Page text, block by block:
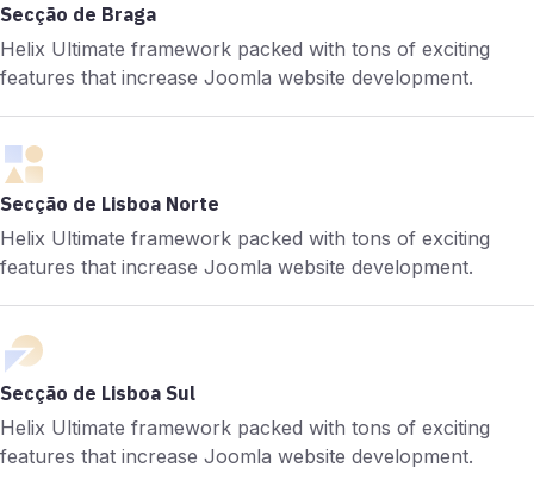
Secção de Braga
Helix Ultimate framework packed with tons of exciting
features that increase Joomla website development.
Secção de Lisboa Norte
Helix Ultimate framework packed with tons of exciting
features that increase Joomla website development.
Secção de Lisboa Sul
Helix Ultimate framework packed with tons of exciting
features that increase Joomla website development.